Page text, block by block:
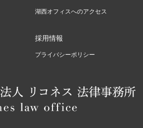
湖西オフィスへのアクセス
採用情報
プライバシーポリシー